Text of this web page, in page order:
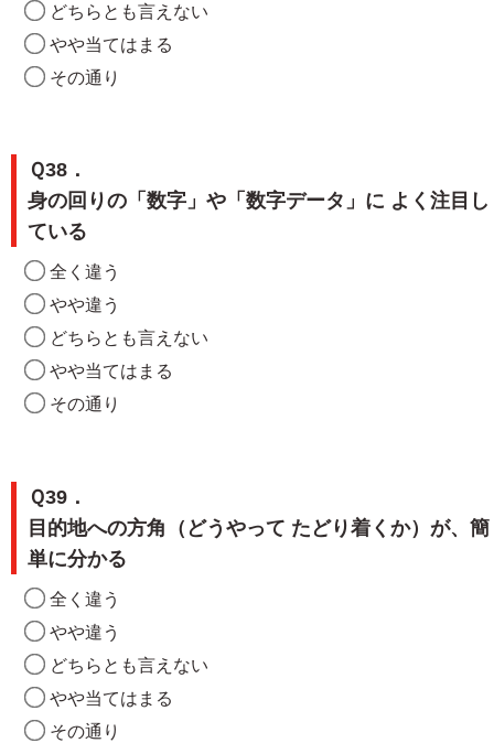
どちらとも言えない
やや当てはまる
その通り
Ｑ38．
身の回りの「数字」や「数字データ」に よく注目し
ている
全く違う
やや違う
どちらとも言えない
やや当てはまる
その通り
Ｑ39．
目的地への方角（どうやって たどり着くか）が、簡
単に分かる
全く違う
やや違う
どちらとも言えない
やや当てはまる
その通り